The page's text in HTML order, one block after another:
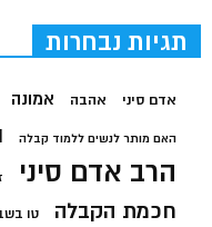
תגיות נבחרות
אדם סיני אהבה אמונה
האם מותר לנשים ללמוד קבלה
הרב אדם סיני
חכמת הקבלה טו